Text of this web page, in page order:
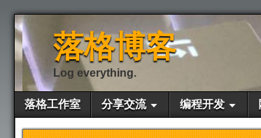
落格博客
Log everything.
落格工作室 分享交流 编程开发